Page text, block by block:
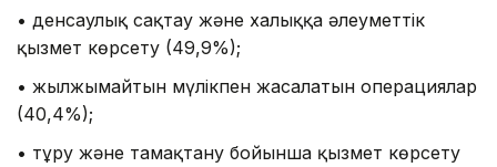
• денсаулық сақтау және халыққа әлеуметтік
қызмет көрсету (49,9%);
• жылжымайтын мүлікпен жасалатын операциялар
(40,4%);
• тұру және тамақтану бойынша қызмет көрсету